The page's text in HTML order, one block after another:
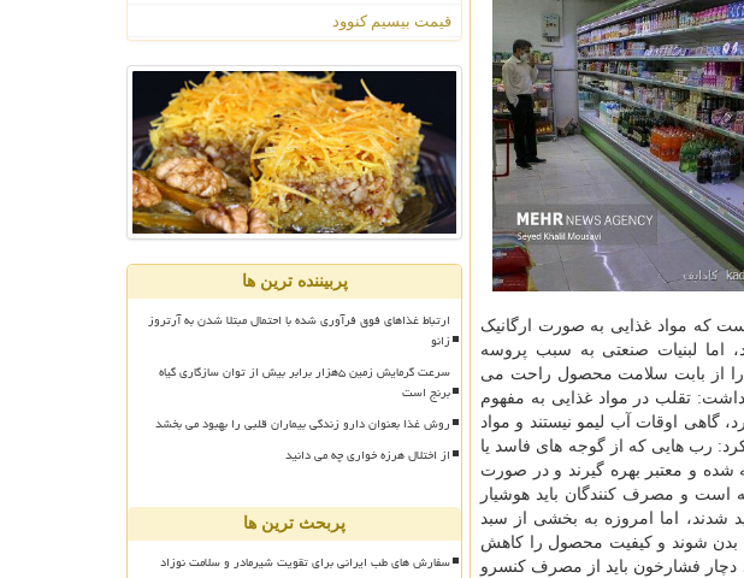
که مواد غذایی به صورت ارگانیک
اما لبنیات صنعتی به سبب پروسه
را از بابت سلامت محصول راحت می
داشت: تقلب در مواد غذایی به مفهوم
گاهی اوقات آب لیمو نیستند و مواد
رب هایی که از گوجه های فاسد یا
شده و معتبر بهره گیرند و در صورت
است و مصرف کنندگان باید هوشیار
شدند، اما امروزه به بخشی از سبد
بدن شوند و کیفیت محصول را کاهش
دچار فشارخون باید از مصرف کنسرو
قیمت بیسیم کنوود
پربیننده ترین ها
ارتباط غذاهای فوق فرآوری شده با احتمال مبتلا شدن به آرتروز
زانو
سرعت گرمایش زمین ۵هزار برابر بیش از توان سازگاری گیاه
برنج است
روش غذا بعنوان دارو زندگی بیماران قلبی را بهبود می بخشد
از اختلال هرزه خواری چه می دانید
پربحث ترین ها
سفارش های طب ایرانی برای تقویت شیرمادر و سلامت نوزاد